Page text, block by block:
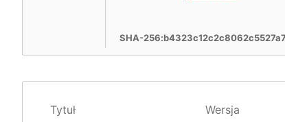
SHA-
Tytuł Wersja